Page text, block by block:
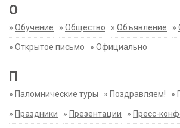
О
» Обучение » Общество » Объявление »
» Открытое письмо » Официально
П
» Паломнические туры » Поздравляем! »
» Праздники » Презентации » Пресс-